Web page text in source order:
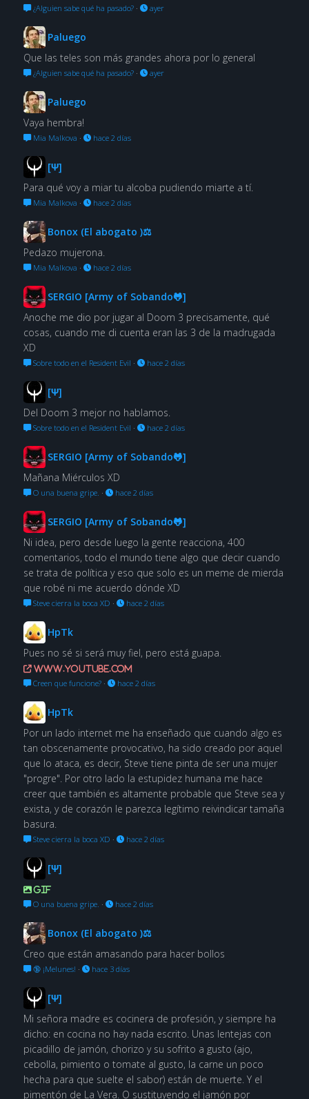
¿Alguien sabe qué ha pasado?· ayer
Paluego
Que las teles son más grandes ahora por lo general
¿Alguien sabe qué ha pasado?· ayer
Paluego
Vaya hembra!
Mia Malkova · hace 2 días
[Ψ]
Para qué voy a miar tu alcoba pudiendo miarte a tí.
Mia Malkova · hace 2 días
Bonox (El abogato )⚖
Pedazo mujerona.
Mia Malkova · hace 2 días
SERGIO [Army of Sobando🐸]
Anoche me dio por jugar al Doom 3 precisamente, qué
cosas, cuando me di cuenta eran las 3 de la madrugada
XD
Sobre todo en el Resident Evil · hace 2 días
[Ψ]
Del Doom 3 mejor no hablamos.
Sobre todo en el Resident Evil · hace 2 días
SERGIO [Army of Sobando🐸]
Mañana Miérculos XD
O una buena gripe. · hace 2 días
SERGIO [Army of Sobando🐸]
Ni idea, pero desde luego la gente reacciona, 400
comentarios, todo el mundo tiene algo que decir cuando
se trata de política y eso que solo es un meme de mierda
que robé ni me acuerdo dónde XD
Steve cierra la boca XD · hace 2 días
HpTk
Pues no sé si será muy fiel, pero está guapa.
www.youtube.com
Creen que funcione?· hace 2 días
HpTk
Por un lado internet me ha enseñado que cuando algo es
tan obscenamente provocativo, ha sido creado por aquel
que lo ataca, es decir, Steve tiene pinta de ser una mujer
"progre". Por otro lado la estupidez humana me hace
creer que también es altamente probable que Steve sea y
exista, y de corazón le parezca legítimo reivindicar tamaña
basura.
Steve cierra la boca XD · hace 2 días
[Ψ]
GIF
O una buena gripe. · hace 2 días
Bonox (El abogato )⚖
Creo que están amasando para hacer bollos
🔞 ¡Melunes! · hace 3 días
[Ψ]
Mi señora madre es cocinera de profesión, y siempre ha
dicho: en cocina no hay nada escrito. Unas lentejas con
picadillo de jamón, chorizo y su sofrito a gusto (ajo,
cebolla, pimiento o tomate al gusto, la carne un poco
hecha para que suelte el sabor) están de muerte. Y el
pimentón de La Vera. O sustituyendo el jamón por